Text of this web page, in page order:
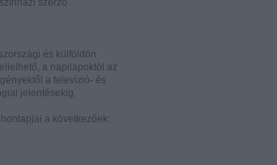
szerző
és külföldön
a napilapoktól az
a televízió- és
jelentésekig.
a következőek: